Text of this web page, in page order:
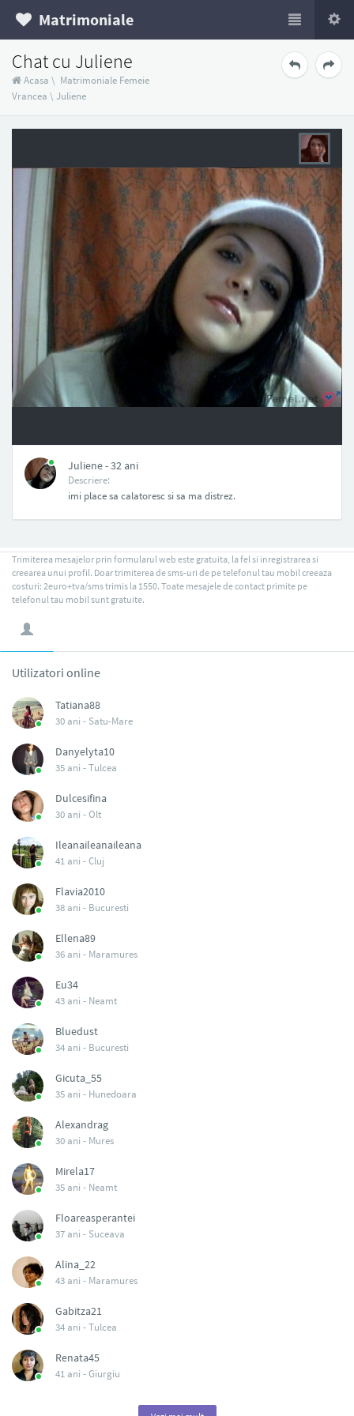
Matrimoniale
Chat cu Juliene
Acasa \ Matrimoniale Femeie
Vrancea \ Juliene
Juliene - 32 ani
Descriere:
imi place sa calatoresc si sa ma distrez.
Trimiterea mesajelor prin formularul web este gratuita, la fel si inregistrarea si
creearea unui profil. Doar trimiterea de sms-uri de pe telefonul tau mobil creeaza
costuri: 2euro+tva/sms trimis la 1550. Toate mesajele de contact primite pe
telefonul tau mobil sunt gratuite.
Utilizatori online
Tatiana88
30 ani - Satu-Mare
Danyelyta10
35 ani -Tulcea
Dulcesifina
30 ani -Olt
Ileanaileanaileana
41 ani -Cluj
Flavia2010
38 ani - Bucuresti
Ellena89
36 ani - Maramures
Eu34
43 ani - Neamt
Bluedust
34 ani - Bucuresti
Gicuta_55
35 ani - Hunedoara
Alexandrag
30 ani - Mures
Mirela17
35 ani - Neamt
Floareasperantei
37 ani - Suceava
Alina_22
43 ani - Maramures
Gabitza21
34 ani -Tulcea
Renata45
41 ani -Giurgiu